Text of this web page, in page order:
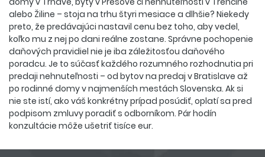
alebo Žiline – stoja na trhu štyri mesiace a dlhšie? Niekedy
preto, že predávajúci nastavil cenu bez toho, aby vedel,
koľko mu z nej po dani reálne zostane. Správne pochopenie
daňových pravidiel nie je iba záležitosťou daňového
poradcu. Je to súčasť každého rozumného rozhodnutia pri
predaji nehnuteľnosti – od bytov na predaj v Bratislave až
po rodinné domy v najmenších mestách Slovenska. Ak si
nie ste istí, ako váš konkrétny prípad posúdiť, oplatí sa pred
podpisom zmluvy poradiť s odborníkom. Pár hodín
konzultácie môže ušetriť tisíce eur.